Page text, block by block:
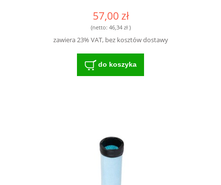
57,00 zł
(netto: 46,34 zł)
zawiera 23% VAT, bez kosztów dostawy
do koszyka